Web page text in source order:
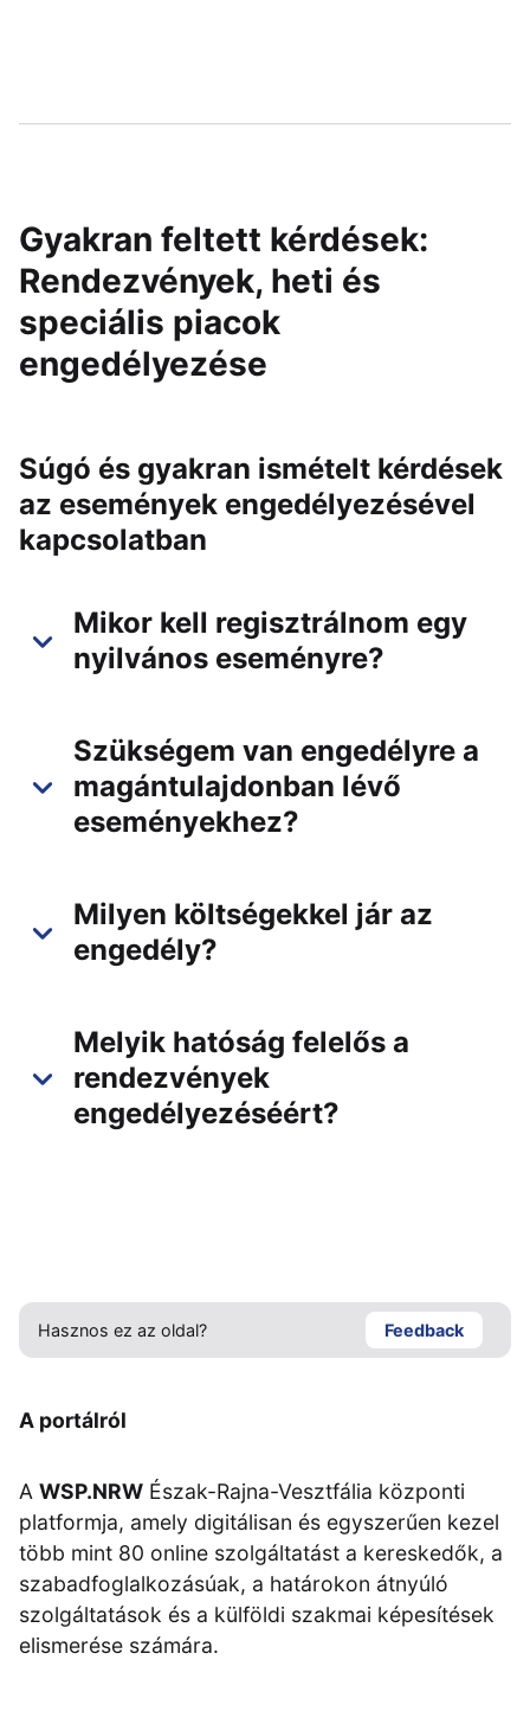
Gyakran feltett kérdések:
Rendezvények, heti és
speciális piacok
engedélyezése
Súgó és gyakran ismételt kérdések
az események engedélyezésével
kapcsolatban
Mikor kell regisztrálnom egy
nyilvános eseményre?
Szükségem van engedélyre a
magántulajdonban lévő
eseményekhez?
Milyen költségekkel jár az
engedély?
Melyik hatóság felelős a
rendezvények
engedélyezéséért?
Hasznos ez az oldal? Feedback
A portálról
A WSP.NRW Észak-Rajna-Vesztfália központi
platformja, amely digitálisan és egyszerűen kezel
több mint 80 online szolgáltatást a kereskedők, a
szabadfoglalkozásúak, a határokon átnyúló
szolgáltatások és a külföldi szakmai képesítések
elismerése számára.